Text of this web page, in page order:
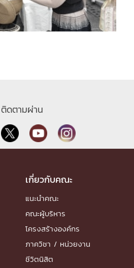
ติดตามผ่าน
เกี่ยวกับคณะ
แนะนำคณะ
คณะผู้บริหาร
โครงสร้างองค์กร
ภาควิชา / หน่วยงาน
ชีวิตนิสิต